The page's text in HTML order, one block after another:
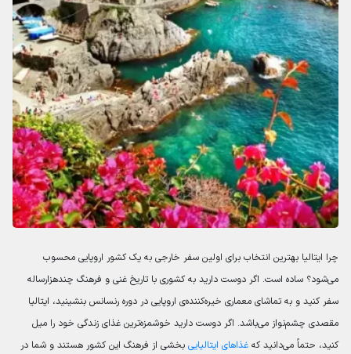
چرا ایتالیا بهترین انتخاب برای اولین سفر خارجی به یک کشور اروپایی محسوب
می‌شود؟ ساده است. اگر دوست دارید به کشوری با تاریخ غنی و فرهنگ چندهزارساله
سفر کنید و به تماشای معماری خیره‌کننده‌ی اروپایی در دوره رنسانس بنشینید، ایتالیا
مقصدی چشم‌نواز می‌باشد. اگر دوست دارید خوشمزه‌ترین غذای زندگی خود را میل
کنید، حتماً می‌دانید که غذاهای ایتالیایی بخشی از فرهنگ این کشور هستند و شما در